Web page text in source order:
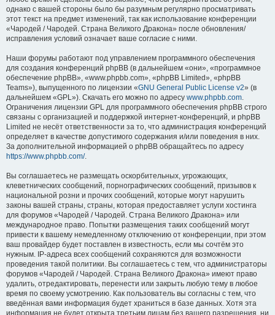
однако с вашей стороны было бы разумным регулярно просматривать
этот текст на предмет изменений, так как использование конференции
«Чародей / Чародей. Страна Великого Дракона» после обновления/
исправления условий означает ваше согласие с ними.
Наши форумы работают под управлением программного обеспечения
для создания конференций phpBB (в дальнейшем «они», «программное
обеспечение phpBB», «www.phpbb.com», «phpBB Limited», «phpBB
Teams»), выпущенного по лицензии «GNU General Public License v2» (в
дальнейшем «GPL»). Скачать его можно по адресу www.phpbb.com
Ограничения лицензии GPL для программного обеспечения phpBB строго
связаны с организацией и поддержкой интернет-конференций, и phpBB
Limited не несёт ответственности за то, что администрация конференций
определяет в качестве допустимого содержания и/или поведения в них.
За дополнительной информацией о phpBB обращайтесь по адресу
https://www.phpbb.com/.
Вы соглашаетесь не размещать оскорбительных, угрожающих,
клеветнических сообщений, порнографических сообщений, призывов к
национальной розни и прочих сообщений, которые могут нарушить
законы вашей страны, страны, которая предоставляет услуги хостинга
для форумов «Чародей / Чародей. Страна Великого Дракона» или
международное право. Попытки размещения таких сообщений могут
привести к вашему немедленному отключению от конференции, при этом
ваш провайдер будет поставлен в известность, если мы сочтём это
нужным. IP-адреса всех сообщений сохраняются для возможности
проведения такой политики. Вы соглашаетесь с тем, что администраторы
форумов «Чародей / Чародей. Страна Великого Дракона» имеют право
удалить, отредактировать, перенести или закрыть любую тему в любое
время по своему усмотрению. Как пользователь вы согласны с тем, что
введённая вами информация будет храниться в базе данных. Хотя эта
информация не будет открыта третьим лицам без вашего разрешения, ни